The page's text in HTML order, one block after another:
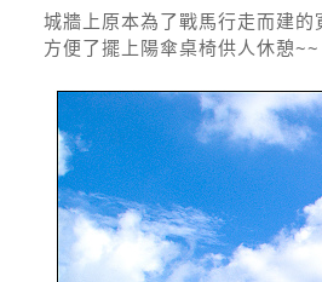
城牆上原本為了戰馬行走而建的
方便了擺上陽傘桌椅供人休憩~~